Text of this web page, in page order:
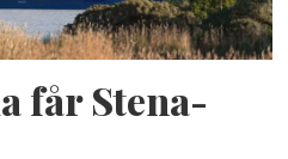
får Stena-